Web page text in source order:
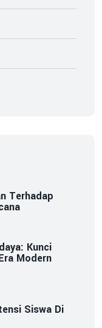
Terhadap
Kunci
Modern
Siswa Di